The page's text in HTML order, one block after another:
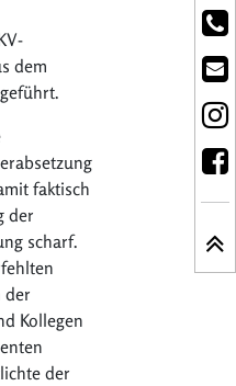
dem
faktisch
der
scharf.
der
Kollegen
der